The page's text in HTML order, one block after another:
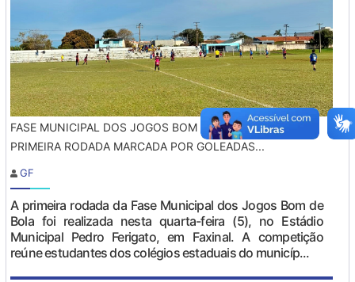
FASE MUNICIPAL DOS JOGOS BOM DE BOLA TEM
PRIMEIRA RODADA MARCADA POR GOLEADAS...
GF
A primeira rodada da Fase Municipal dos Jogos Bom de
Bola foi realizada nesta quarta-feira (5), no Estádio
Municipal Pedro Ferigato, em Faxinal. A competição
reúne estudantes dos colégios estaduais do municíp...